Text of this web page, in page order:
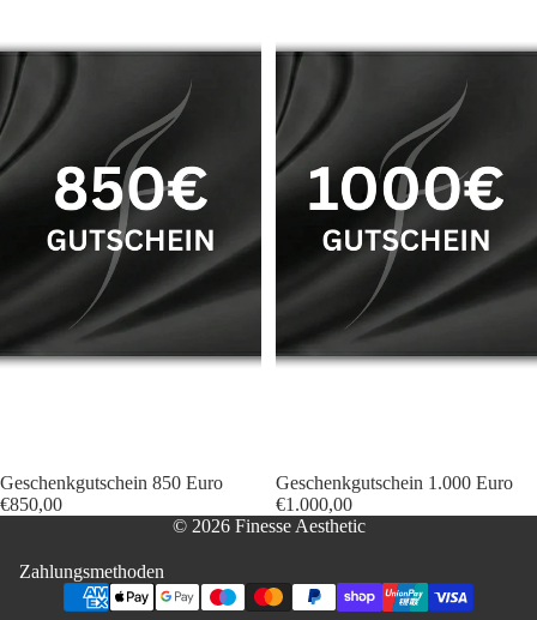
Geschenkgutschein 850 Euro
€850,00
Geschenkgutschein 1.000 Euro
€1.000,00
© 2026 Finesse Aesthetic
Zahlungsmethoden